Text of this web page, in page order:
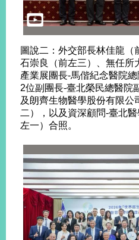
圖說二：外交部長林佳龍（
石崇良（前左三）、無任所
產業展團長-馬偕紀念醫院總
2位副團長-臺北榮民總醫院
及朗齊生物醫學股份有限公
二），以及資深顧問-臺北
左一）合照。